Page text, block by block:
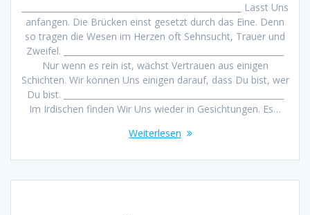
_____________________________________________________ Lasst Uns
anfangen. Die Brücken einst gesetzt durch das Eine. Denn
so tragen die Wesen im Herzen oft Sehnsucht, Trauer und
Zweifel. _____________________________________________________
Nur wenn es rein ist, wächst Vertrauen aus einigen
Schichten. Wir können Uns einigen darauf, dass Du bist, wer
Du bist. _____________________________________________________
Im Irdischen finden Wir Uns wieder in Gesichtungen. Es…
Weiterlesen